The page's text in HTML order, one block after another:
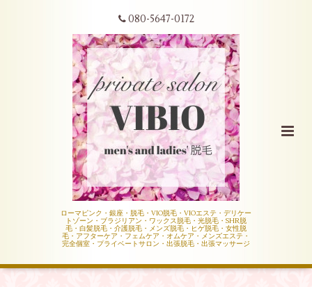
080-5647-0172
ローマピンク・銀座・脱毛・VIO脱毛・VIOエステ・デリケー
トゾーン・ブラジリアン・ワックス脱毛・光脱毛・SHR脱
毛・白髪脱毛・介護脱毛・メンズ脱毛・ヒゲ脱毛・女性脱
毛・アフターケア・フェムケア・オムケア・メンズエステ・
完全個室・プライベートサロン・出張脱毛・出張マッサージ